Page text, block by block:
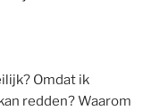
Omdat ik
redden? Waarom